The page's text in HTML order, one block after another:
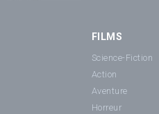
FILMS
Science-Fiction
Action
Aventure
Horreur